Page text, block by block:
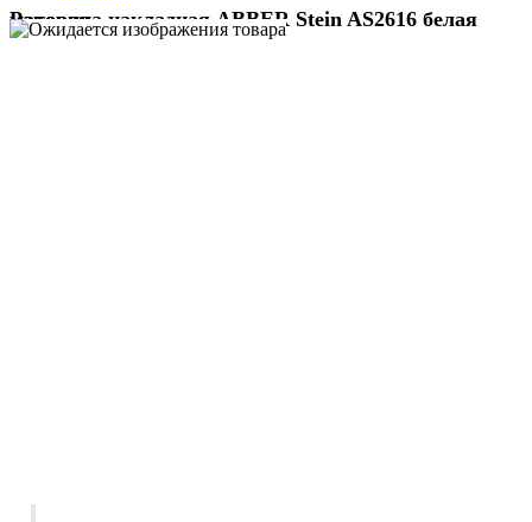
Раковина накладная ABBER Stein AS2616 белая матовая